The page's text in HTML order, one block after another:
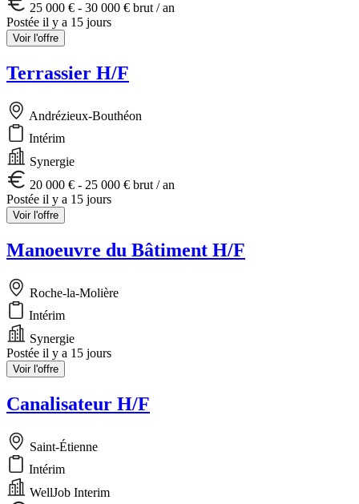
25 000 € - 30 000 € brut / an
Postée il y a 15 jours
Voir l'offre
Terrassier H/F
Andrézieux-Bouthéon
Intérim
Synergie
20 000 € - 25 000 € brut / an
Postée il y a 15 jours
Voir l'offre
Manoeuvre du Bâtiment H/F
Roche-la-Molière
Intérim
Synergie
Postée il y a 15 jours
Voir l'offre
Canalisateur H/F
Saint-Étienne
Intérim
WellJob Interim